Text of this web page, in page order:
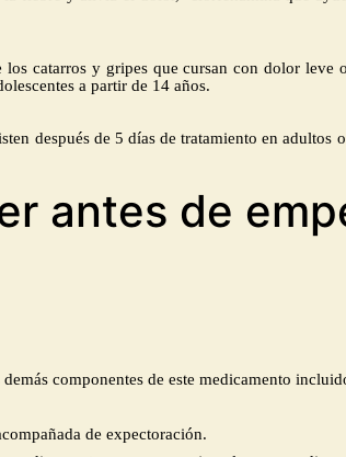
catarros y gripes que cursan con dolor
a partir de 14 años.
después de 5 días de tratamiento en adultos
antes de
componentes de este medicamento
de expectoración.